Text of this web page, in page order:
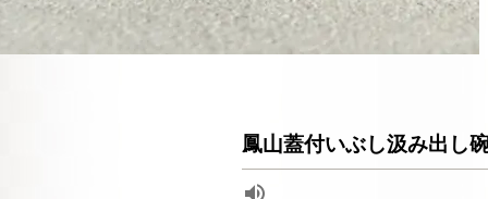
鳳山蓋付いぶし汲み出し